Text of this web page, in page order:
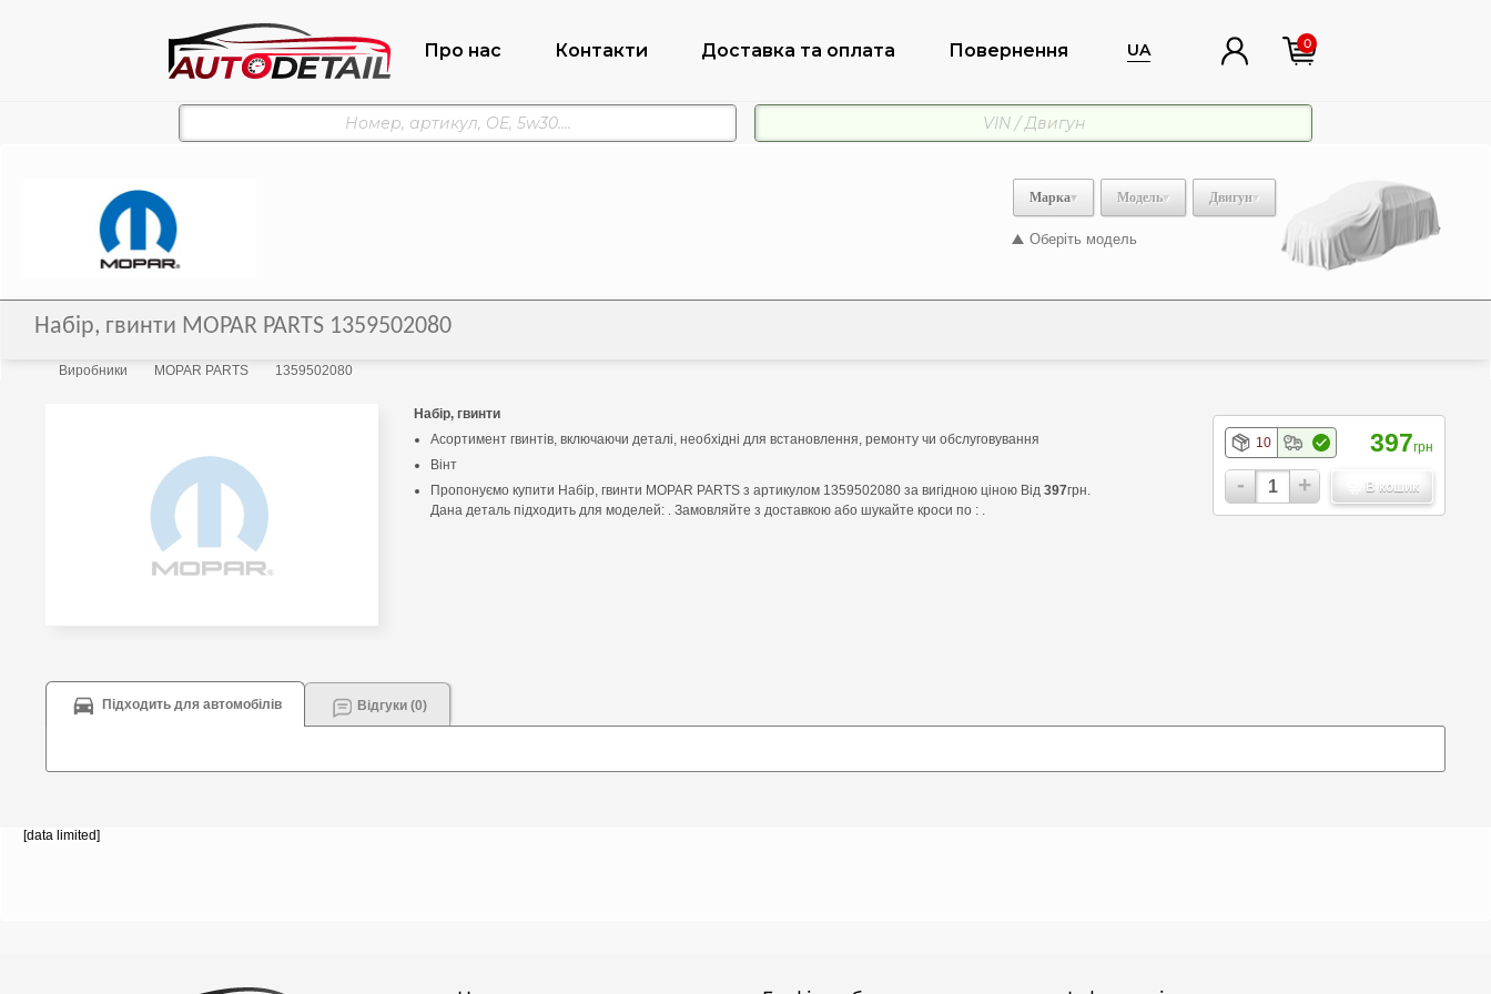
Про нас Контакти Доставка та оплата Повернення UA 0
Марка Модель Двигун
Оберіть модель
Набір, гвинти MOPAR PARTS 1359502080
Виробники MOPAR PARTS 1359502080
Набір, гвинти
Асортимент гвинтів, включаючи деталі, необхідні для встановлення, ремонту чи обслуговування
Вінт
Пропонуємо купити Набір, гвинти MOPAR PARTS з артикулом 1359502080 за вигідною ціною Від 397грн.
Дана деталь підходить для моделей: . Замовляйте з доставкою або шукайте кроси по : .
10 397грн
- + В кошик
Підходить для автомобілів Відгуки (0)
[data limited]